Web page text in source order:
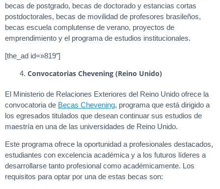
becas de postgrado, becas de doctorado y estancias cortas
postdoctorales, becas de movilidad de profesores brasileños,
becas escuela complutense de verano, proyectos de
emprendimiento y el programa de estudios institucionales.
[the_ad id=»819″]
Convocatorias Chevening (Reino Unido)
El Ministerio de Relaciones Exteriores del Reino Unido ofrece la
convocatoria de Becas Chevening, programa que está dirigido a
los egresados titulados que desean continuar sus estudios de
maestría en una de las universidades de Reino Unido.
Este programa ofrece la oportunidad a profesionales destacados,
estudiantes con excelencia académica y a los futuros líderes a
desarrollarse tanto profesional como académicamente. Los
requisitos para optar por una de estas becas son: